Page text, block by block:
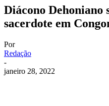
Diácono Dehoniano
sacerdote em
Por
Redação
-
janeiro 28, 2022